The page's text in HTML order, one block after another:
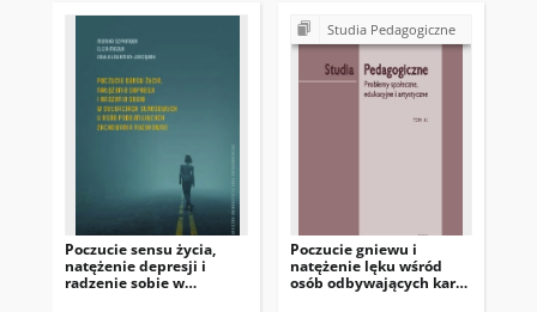
Poczucie sensu życia,
natężenie depresji i
radzenie sobie w
Studia Pedagogiczne
Poczucie gniewu i
natężenie lęku wśród
osób odbywających karę